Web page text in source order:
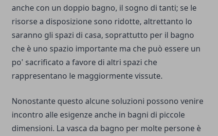
anche con un doppio bagno, il sogno di tanti; se le
risorse a disposizione sono ridotte, altrettanto lo
saranno gli spazi di casa, soprattutto per il bagno
che è uno spazio importante ma che può essere un
po' sacrificato a favore di altri spazi che
rappresentano le maggiormente vissute.
Nonostante questo alcune soluzioni possono venire
incontro alle esigenze anche in bagni di piccole
dimensioni. La vasca da bagno per molte persone è